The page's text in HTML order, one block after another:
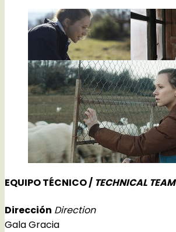
EQUIPO TÉCNICO / TECHNICAL TEAM
Dirección Direction
Gala Gracia